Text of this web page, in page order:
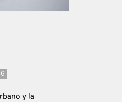
y la